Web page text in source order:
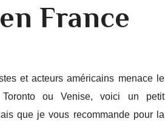
France
et acteurs américains menace le
ou Venise, voici un petit
que je vous recommande pour la